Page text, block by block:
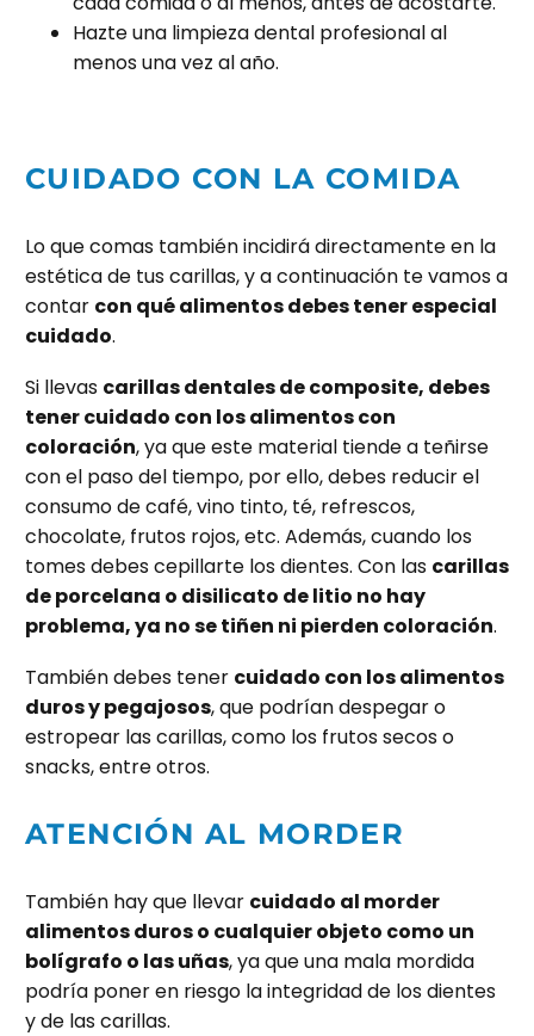
Hazte una limpieza dental profesional al
menos una vez al año.
CUIDADO CON LA COMIDA
Lo que comas también incidirá directamente en la
estética de tus carillas, y a continuación te vamos a
contar con qué alimentos debes tener especial
cuidado.
Si llevas carillas dentales de composite, debes
tener cuidado con los alimentos con
coloración, ya que este material tiende a teñirse
con el paso del tiempo, por ello, debes reducir el
consumo de café, vino tinto, té, refrescos,
chocolate, frutos rojos, etc. Además, cuando los
tomes debes cepillarte los dientes. Con las carillas
de porcelana o disilicato de litio no hay
problema, ya no se tiñen ni pierden coloración.
También debes tener cuidado con los alimentos
duros y pegajosos, que podrían despegar o
estropear las carillas, como los frutos secos o
snacks, entre otros.
ATENCIÓN AL MORDER
También hay que llevar cuidado al morder
alimentos duros o cualquier objeto como un
bolígrafo o las uñas, ya que una mala mordida
podría poner en riesgo la integridad de los dientes
y de las carillas.